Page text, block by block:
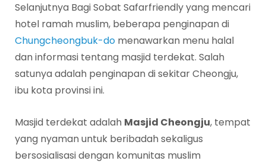
Selanjutnya Bagi Sobat Safarfriendly yang mencari
hotel ramah muslim, beberapa penginapan di
Chungcheongbuk-do menawarkan menu halal
dan informasi tentang masjid terdekat. Salah
satunya adalah penginapan di sekitar Cheongju,
ibu kota provinsi ini.
Masjid terdekat adalah Masjid Cheongju, tempat
yang nyaman untuk beribadah sekaligus
bersosialisasi dengan komunitas muslim